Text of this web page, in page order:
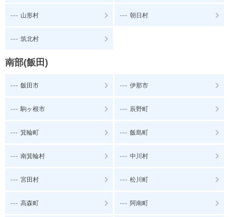
--- 山形村 --- 朝日村
--- 筑北村
南部(飯田)
--- 飯田市 --- 伊那市
--- 駒ヶ根市 --- 辰野町
--- 箕輪町 --- 飯島町
--- 南箕輪村 --- 中川村
--- 宮田村 --- 松川町
--- 高森町 --- 阿南町